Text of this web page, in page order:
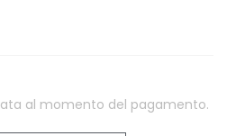
al momento del pagamento.